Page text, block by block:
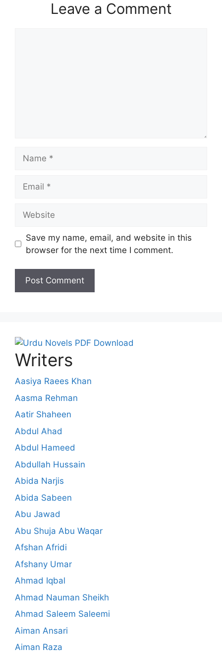
Leave a Comment
Save my name, email, and website in this
browser for the next time I comment.
Writers
Aasiya Raees Khan
Aasma Rehman
Aatir Shaheen
Abdul Ahad
Abdul Hameed
Abdullah Hussain
Abida Narjis
Abida Sabeen
Abu Jawad
Abu Shuja Abu Waqar
Afshan Afridi
Afshany Umar
Ahmad Iqbal
Ahmad Nauman Sheikh
Ahmad Saleem Saleemi
Aiman Ansari
Aiman Raza